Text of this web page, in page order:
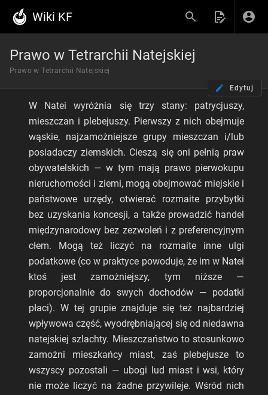
Wiki KF
Prawo w Tetrarchii Natejskiej
Prawo w Tetrarchii Natejskiej
Edytuj
W Natei wyróżnia się trzy stany: patrycjuszy,
mieszczan i plebejuszy. Pierwszy z nich obejmuje
wąskie, najzamożniejsze grupy mieszczan i/lub
posiadaczy ziemskich. Cieszą się oni pełnią praw
obywatelskich — w tym mają prawo pierwokupu
nieruchomości i ziemi, mogą obejmować miejskie i
państwowe urzędy, otwierać rozmaite przybytki
bez uzyskania koncesji, a także prowadzić handel
międzynarodowy bez zezwoleń i z preferencyjnym
cłem. Mogą też liczyć na rozmaite inne ulgi
podatkowe (co w praktyce powoduje, że im w Natei
ktoś jest zamożniejszy, tym niższe —
proporcjonalnie do swych dochodów — podatki
płaci). W tej grupie znajduje się też najbardziej
wpływowa część, wyodrębniającej się od niedawna
natejskiej szlachty. Mieszczaństwo to stosunkowo
zamożni mieszkańcy miast, zaś plebejusze to
wszyscy pozostali — ubogi lud miast i wsi, który
nie może liczyć na żadne przywileje. Wśród nich